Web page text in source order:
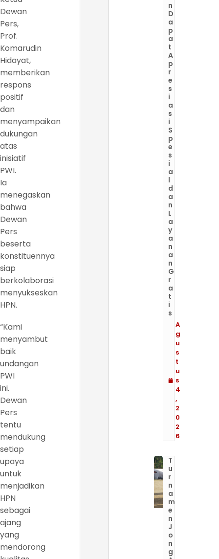
Dewan
Pers,
Prof.
Komarudin
Hidayat,
memberikan
respons
positif
dan
menyampaikan
dukungan
atas
inisiatif
PWI.
Ia
menegaskan
bahwa
Dewan
Pers
beserta
konstituennya
siap
berkolaborasi
menyukseskan
HPN.
“Kami
menyambut
baik
undangan
PWI
ini.
Dewan
Pers
tentu
mendukung
setiap
upaya
untuk
menjadikan
HPN
sebagai
ajang
yang
mendorong
n
D
a
p
a
t
A
p
r
e
s
i
a
s
i
S
p
e
s
i
a
l
d
a
n
L
a
y
a
n
a
n
G
r
a
t
i
s
A
g
u
s
t
u
s
4
,
2
0
2
6
T
u
r
n
a
m
e
n
J
o
n
g